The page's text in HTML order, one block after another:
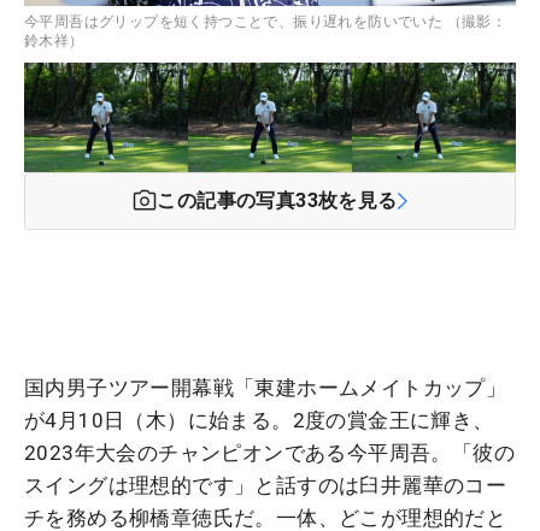
今平周吾はグリップを短く持つことで、振り遅れを防いでいた （撮影：
鈴木祥）
この記事の写真33枚を見る
国内男子ツアー開幕戦「東建ホームメイトカップ」
が4月10日（木）に始まる。2度の賞金王に輝き、
2023年大会のチャンピオンである今平周吾。「彼の
スイングは理想的です」と話すのは臼井麗華のコー
チを務める柳橋章徳氏だ。一体、どこが理想的だと